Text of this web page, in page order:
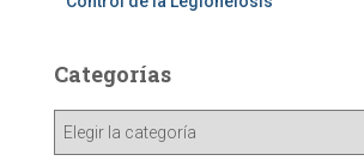
Categorías